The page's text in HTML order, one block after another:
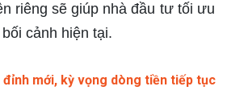
riêng sẽ giúp nhà đầu tư tối ưu
cảnh hiện tại.
mới, kỳ vọng dòng tiền tiếp tục